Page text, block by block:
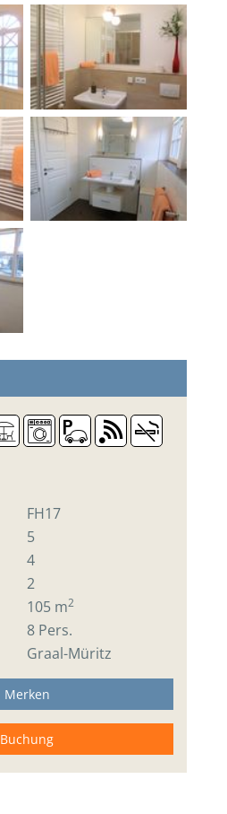
FH17
5
4
2
105 m2
8 Pers.
Graal-Müritz
Merken
Buchung